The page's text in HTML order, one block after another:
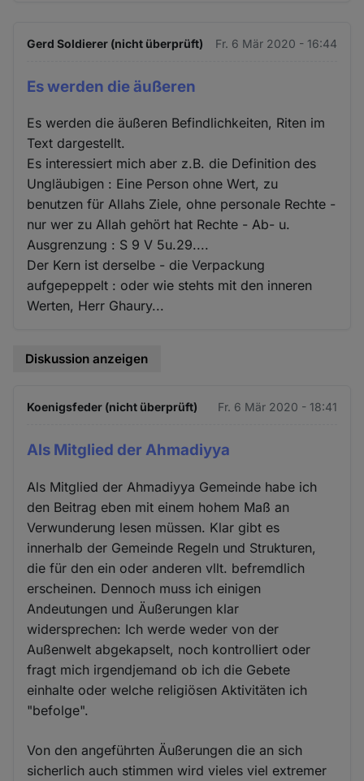
Gerd Soldierer (nicht überprüft) Fr. 6 Mär 2020 - 16:44
Es werden die äußeren
Es werden die äußeren Befindlichkeiten, Riten im
Text dargestellt.
Es interessiert mich aber z.B. die Definition des
Ungläubigen : Eine Person ohne Wert, zu
benutzen für Allahs Ziele, ohne personale Rechte -
nur wer zu Allah gehört hat Rechte - Ab- u.
Ausgrenzung : S 9 V 5u.29....
Der Kern ist derselbe - die Verpackung
aufgepeppelt : oder wie stehts mit den inneren
Werten, Herr Ghaury...
Diskussion anzeigen
Koenigsfeder (nicht überprüft) Fr. 6 Mär 2020 - 18:41
Als Mitglied der Ahmadiyya
Als Mitglied der Ahmadiyya Gemeinde habe ich
den Beitrag eben mit einem hohem Maß an
Verwunderung lesen müssen. Klar gibt es
innerhalb der Gemeinde Regeln und Strukturen,
die für den ein oder anderen vllt. befremdlich
erscheinen. Dennoch muss ich einigen
Andeutungen und Äußerungen klar
widersprechen: Ich werde weder von der
Außenwelt abgekapselt, noch kontrolliert oder
fragt mich irgendjemand ob ich die Gebete
einhalte oder welche religiösen Aktivitäten ich
"befolge".
Von den angeführten Äußerungen die an sich
sicherlich auch stimmen wird vieles viel extremer